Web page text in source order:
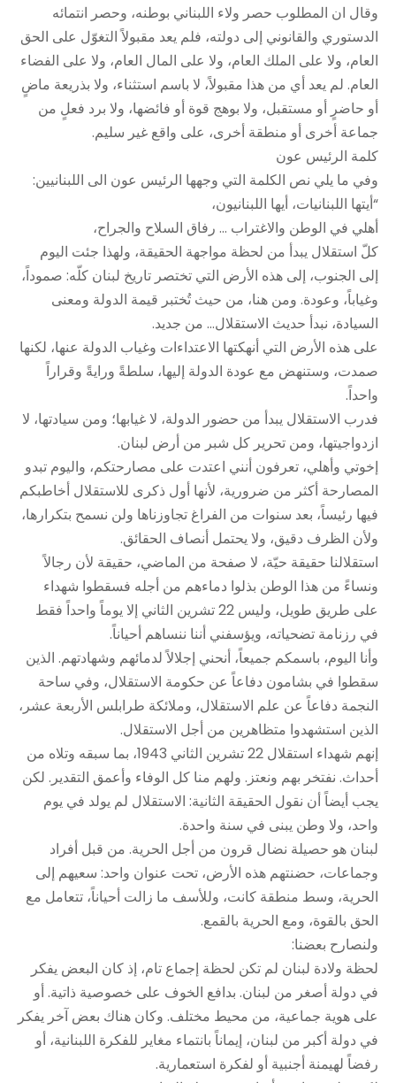
وقال ان المطلوب حصر ولاء اللبناني بوطنه، وحصر انتمائه
الدستوري والقانوني إلى دولته، فلم يعد مقبولاً التغوّل على الحق
العام، ولا على الملك العام، ولا على المال العام، ولا على الفضاء
العام. لم يعد أي من هذا مقبولاً، لا باسم استثناء، ولا بذريعة ماضٍ
أو حاضرٍ أو مستقبل، ولا بوهج قوة أو فائضها، ولا برد فعلٍ من
جماعة أخرى أو منطقة أخرى، على واقع غير سليم.
كلمة الرئيس عون
وفي ما يلي نص الكلمة التي وجهها الرئيس عون الى اللبنانيين:
“أيتها اللبنانيات، أيها اللبنانيون،
أهلي في الوطن والاغتراب … رفاق السلاح والجراح،
كلّ استقلال يبدأ من لحظة مواجهة الحقيقة، ولهذا جئت اليوم
إلى الجنوب، إلى هذه الأرض التي تختصر تاريخ لبنان كلّه: صموداً،
وغياباً، وعودة. ومن هنا، من حيث تُختبر قيمة الدولة ومعنى
السيادة، نبدأ حديث الاستقلال… من جديد.
على هذه الأرض التي أنهكتها الاعتداءات وغياب الدولة عنها، لكنها
صمدت، وستنهض مع عودة الدولة إليها، سلطةً ورايةً وقراراً
واحداً.
فدرب الاستقلال يبدأ من حضور الدولة، لا غيابها؛ ومن سيادتها، لا
ازدواجيتها، ومن تحرير كل شبر من أرض لبنان.
إخوتي وأهلي، تعرفون أنني اعتدت على مصارحتكم، واليوم تبدو
المصارحة أكثر من ضرورية، لأنها أول ذكرى للاستقلال أخاطبكم
فيها رئيساً، بعد سنوات من الفراغ تجاوزناها ولن نسمح بتكرارها،
ولأن الظرف دقيق، ولا يحتمل أنصاف الحقائق.
استقلالنا حقيقة حيّة، لا صفحة من الماضي، حقيقة لأن رجالاً
ونساءً من هذا الوطن بذلوا دماءهم من أجله فسقطوا شهداء
على طريق طويل، وليس 22 تشرين الثاني إلا يوماً واحداً فقط
في رزنامة تضحياته، ويؤسفني أننا ننساهم أحياناً.
وأنا اليوم، باسمكم جميعاً، أنحني إجلالاً لدمائهم وشهادتهم. الذين
سقطوا في بشامون دفاعاً عن حكومة الاستقلال، وفي ساحة
النجمة دفاعاً عن علم الاستقلال، وملائكة طرابلس الأربعة عشر،
الذين استشهدوا متظاهرين من أجل الاستقلال.
إنهم شهداء استقلال 22 تشرين الثاني 1943، بما سبقه وتلاه من
أحداث. نفتخر بهم ونعتز. ولهم منا كل الوفاء وأعمق التقدير. لكن
يجب أيضاً أن نقول الحقيقة الثانية: الاستقلال لم يولد في يوم
واحد، ولا وطن يبنى في سنة واحدة.
لبنان هو حصيلة نضال قرون من أجل الحرية. من قبل أفراد
وجماعات، حضنتهم هذه الأرض، تحت عنوان واحد: سعيهم إلى
الحرية، وسط منطقة كانت، وللأسف ما زالت أحياناً، تتعامل مع
الحق بالقوة، ومع الحرية بالقمع.
ولنصارح بعضنا:
لحظة ولادة لبنان لم تكن لحظة إجماع تام، إذ كان البعض يفكر
في دولة أصغر من لبنان. بدافع الخوف على خصوصية ذاتية. أو
على هوية جماعية، من محيط مختلف. وكان هناك بعض آخر يفكر
في دولة أكبر من لبنان، إيماناً بانتماء مغاير للفكرة اللبنانية، أو
رفضاً لهيمنة أجنبية أو لفكرة استعمارية.